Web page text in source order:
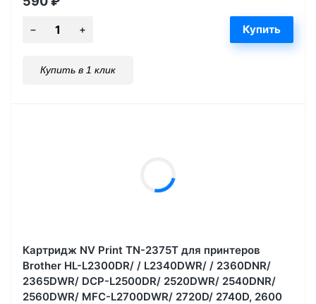
Купить в 1 клик
Картридж NV Print TN-2375T для принтеров
Brother HL-L2300DR/ / L2340DWR/ / 2360DNR/
2365DWR/ DCP-L2500DR/ 2520DWR/ 2540DNR/
2560DWR/ MFC-L2700DWR/ 2720D/ 2740D, 2600